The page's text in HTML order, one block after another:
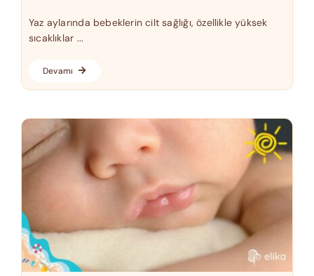
Yaz aylarında bebeklerin cilt sağlığı, özellikle yüksek
sıcaklıklar ...
Devamı